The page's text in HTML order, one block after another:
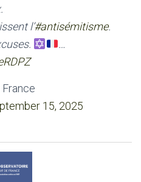
l’#antisémitisme.
…
15, 2025